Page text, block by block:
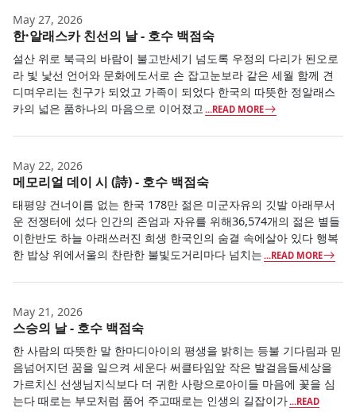
May 27, 2026
한·알래스카 친선의 날 - 호수 백점숙
설산 위로 북극의 바람이 불고반세기 넘도록 우정의 다리가 된오로
라 빛 낯선 언어와 문화에도서로 손 잡고눈보라 같은 세월 함께 견
디며우리는 친구가 되었고 가족이 되었다 한국의 따뜻한 정알래스
카의 넓은 품하나의 마음으로 이어졌고 ...READ MORE
May 22, 2026
메모리얼 데이 시 (詩) - 호수 백점숙
태평양 건너이름 없는 한국 178만 젊은 미군자유의 깃발 아래무서
운 전쟁터에 섰다 인간의 존엄과 자유를 위해36,574개의 젊은 별들
이한반도 하늘 아래쓰러진 희생 한국인의 숨결 속에살아 있다 행복
한 밥상 위에서울의 찬란한 불빛도거리마다 넘치는 ...READ MORE
May 21, 2026
스승의 날 - 호수 백점숙
한 사람의 따뜻한 말 한마디아이의 평생을 밝히는 등불 기다림과 믿
음넘어지던 꿈을 일으켜 세운다 써클타임앞 작은 발걸음들세상을
가르치신 선생님지식보다 더 귀한 사랑으로아이들 마음에 꽃을 심
는다 때로는 부모처럼 품어 주고때로는 인생의 길잡이가 ...READ